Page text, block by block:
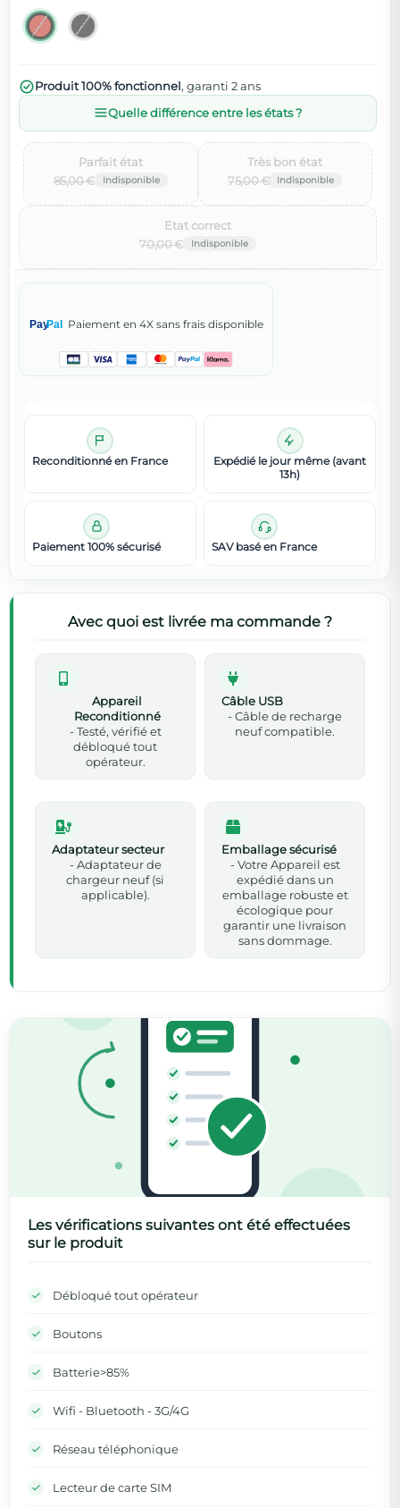
Produit 100% fonctionnel, garanti 2 ans
Quelle différence entre les états ?
85,00 €
Parfait état‌
75,00 €
Très bon état‌
70,00 €
Etat correct‌
PayPal Paiement en 4X sans frais disponible
Reconditionné en France
Expédié le jour même (avant
13h)
Paiement 100% sécurisé SAV basé en France
Avec quoi est livrée ma commande ?
Appareil
Reconditionné
- Testé, vérifié et
débloqué tout
opérateur.
Câble USB
- Câble de recharge
neuf compatible.
Adaptateur secteur
- Adaptateur de
chargeur neuf (si
applicable).
Emballage sécurisé
- Votre Appareil est
expédié dans un
emballage robuste et
écologique pour
garantir une livraison
sans dommage.
Les vérifications suivantes ont été effectuées
sur le produit
Débloqué tout opérateur
Boutons
Batterie>85%
Wifi - Bluetooth - 3G/4G
Réseau téléphonique
Lecteur de carte SIM